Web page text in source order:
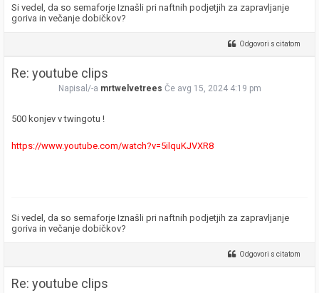
Si vedel, da so semaforje Iznašli pri naftnih podjetjih za zapravljanje
goriva in večanje dobičkov?
Odgovori s citatom
Re: youtube clips
Napisal/-a mrtwelvetrees Če avg 15, 2024 4:19 pm
500 konjev v twingotu !
https://www.youtube.com/watch?v=5ilquKJVXR8
Si vedel, da so semaforje Iznašli pri naftnih podjetjih za zapravljanje
goriva in večanje dobičkov?
Odgovori s citatom
Re: youtube clips